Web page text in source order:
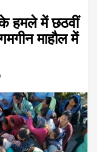
हमले में छठवीं
माहौल में